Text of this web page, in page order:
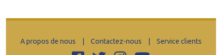
A propos de nous Contactez-nous Service clients